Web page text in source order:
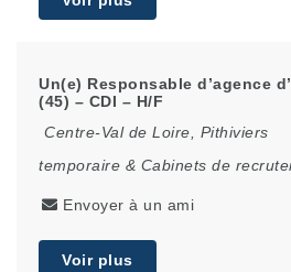
Un(e) Responsable d’agence
(45) – CDI – H/F
Centre-Val de Loire, Pithiviers
temporaire & Cabinets de
Envoyer à un ami
Voir plus